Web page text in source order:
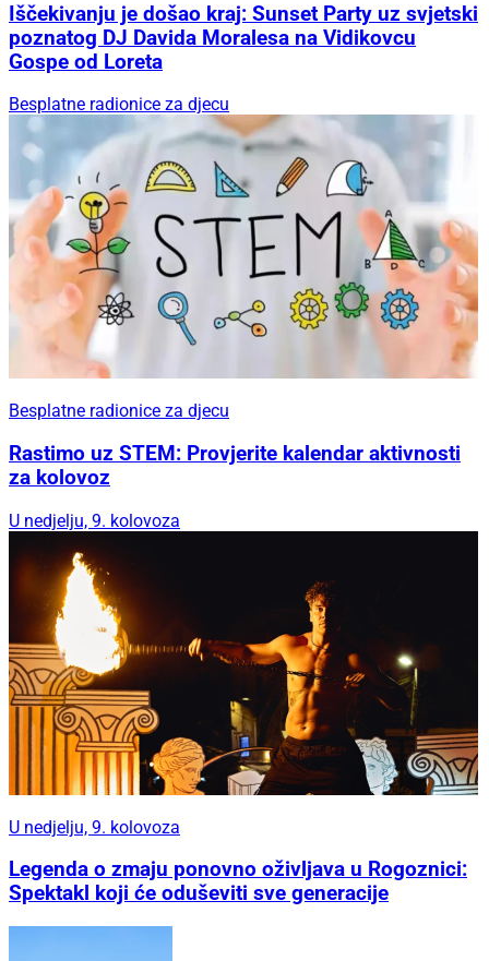
Iščekivanju je došao kraj: Sunset Party uz svjetski
poznatog DJ Davida Moralesa na Vidikovcu
Gospe od Loreta
Besplatne radionice za djecu
Besplatne radionice za djecu
Rastimo uz STEM: Provjerite kalendar aktivnosti
za kolovoz
U nedjelju, 9. kolovoza
U nedjelju, 9. kolovoza
Legenda o zmaju ponovno oživljava u Rogoznici:
Spektakl koji će oduševiti sve generacije